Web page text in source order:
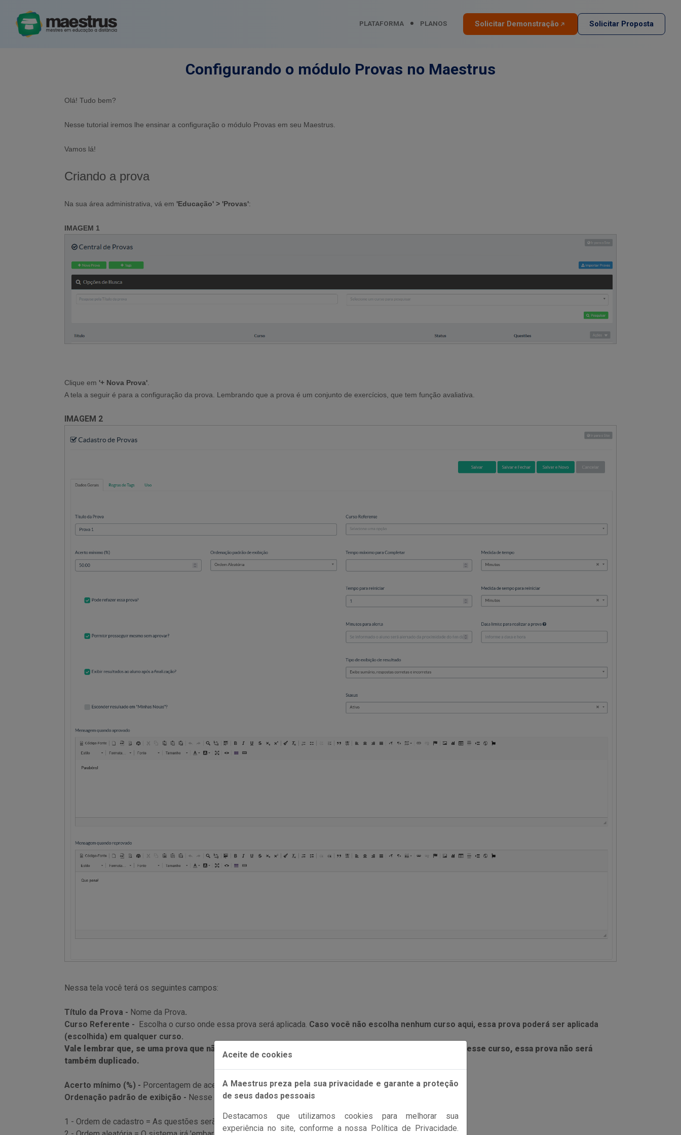
PLATAFORMA PLANOS Solicitar Demonstração Solicitar Proposta
Configurando o módulo Provas no Maestrus
Olá! Tudo bem?
Nesse tutorial iremos lhe ensinar a configuração o módulo Provas em seu Maestrus.
Vamos lá!
Criando a prova
Na sua área administrativa, vá em 'Educação' > 'Provas':
IMAGEM 1
Clique em '+ Nova Prova'.
A tela a seguir é para a configuração da prova. Lembrando que a prova é um conjunto de exercícios, que tem função avaliativa.
IMAGEM 2
Nessa tela você terá os seguintes campos:
Título da Prova - Nome da Prova.
Curso Referente -
Escolha o curso onde essa prova será aplicada. Caso você não escolha nenhum curso aqui, essa prova poderá ser aplicada
(escolhida) em qualquer curso.
Vale lembrar que, se uma prova que não tiver um curso referente em sua configuração e você duplicar esse curso, essa prova não será
também duplicado.
Acerto mínimo (%) - Porcentagem de acertos mínimo para o aluno ser aprovado nessa prova.
Ordenação padrão de exibição - Nesse campo você terá 3 opções:
1 - Ordem de cadastro = As questões serão exibidas na mesma ordem que estão cadastradas na prova.
Aceite de cookies
A Maestrus preza pela sua privacidade e garante a proteção
de seus dados pessoais
Destacamos que utilizamos cookies para melhorar sua
experiência no site, conforme a nossa Política de Privacidade.